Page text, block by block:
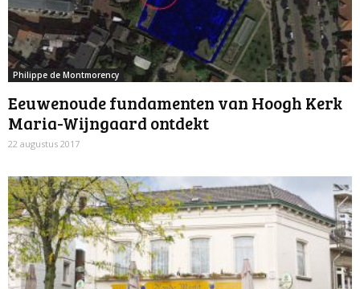
Philippe de Montmorency
Eeuwenoude fundamenten van Hoogh Kerk
Maria-Wijngaard ontdekt
22 augustus 2017